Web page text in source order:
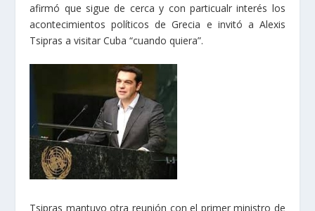
afirmó que sigue de cerca y con particualr interés los
acontecimientos políticos de Grecia e invitó a Alexis
Tsipras a visitar Cuba “cuando quiera”.
Tsipras mantuvo otra reunión con el primer ministro de